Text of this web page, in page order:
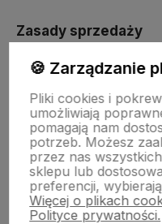
Zasady sprzedaży
Inne
🍪 Zarządzanie
Pliki cookies i
umożliwiają
pomagają nam
potrzeb. Możesz
przez nas
sklepu lub
preferencji,
Więcej o plikach
Polityce prywatności.